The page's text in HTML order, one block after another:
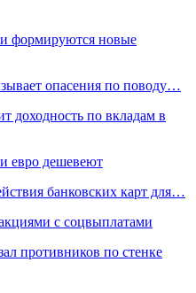
формируются новые
опасения по поводу…
доходность по вкладам в
евро дешевеют
банковских карт для…
с соцвыплатами
противников по стенке